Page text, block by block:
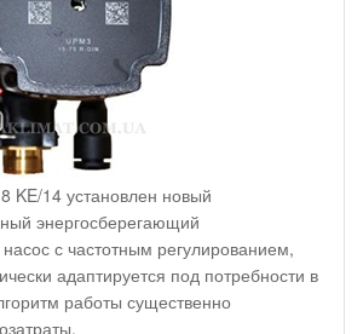
KE/14 установлен новый
энергосберегающий
с частотным регулированием,
адаптируется под потребности в
работы существенно